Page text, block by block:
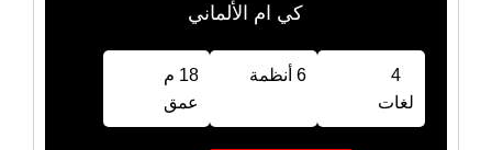
كي ام الألماني
4
لغات
6 أنظمة
18 م
عمق